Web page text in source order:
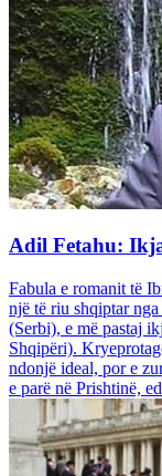
Adil Fetahu:
Fabula e romanit të
një të riu shqiptar nga
(Serbi), e më pastaj
Shqipëri).
ndonjë ideal, por e
e parë në Prishtinë,